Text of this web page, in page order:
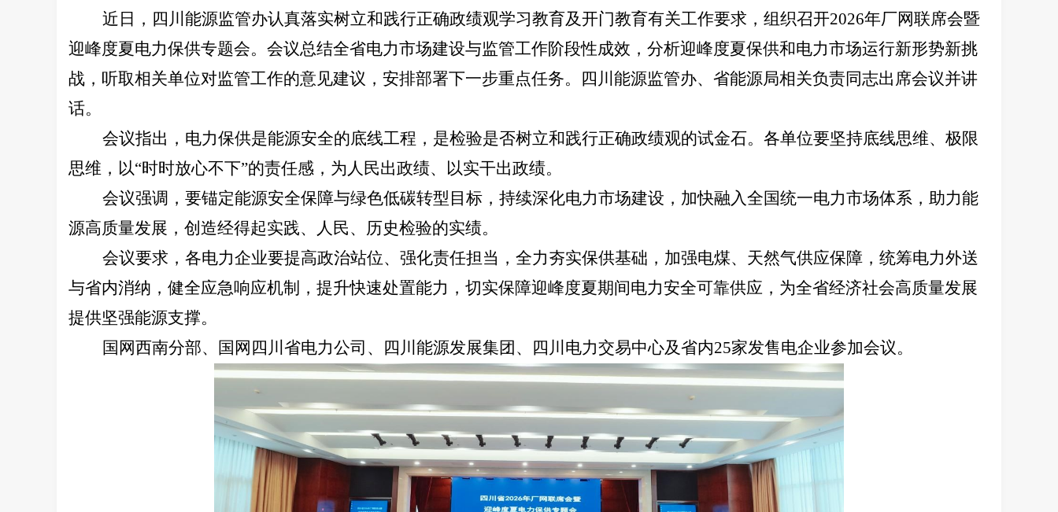
近日，四川能源监管办认真落实树立和践行正确政绩观学习教育及开门教育有关工作要求，组织召开2026年厂网联席会暨
迎峰度夏电力保供专题会。会议总结全省电力市场建设与监管工作阶段性成效，分析迎峰度夏保供和电力市场运行新形势新挑
战，听取相关单位对监管工作的意见建议，安排部署下一步重点任务。四川能源监管办、省能源局相关负责同志出席会议并讲
话。
会议指出，电力保供是能源安全的底线工程，是检验是否树立和践行正确政绩观的试金石。各单位要坚持底线思维、极限
思维，以“时时放心不下”的责任感，为人民出政绩、以实干出政绩。
会议强调，要锚定能源安全保障与绿色低碳转型目标，持续深化电力市场建设，加快融入全国统一电力市场体系，助力能
源高质量发展，创造经得起实践、人民、历史检验的实绩。
会议要求，各电力企业要提高政治站位、强化责任担当，全力夯实保供基础，加强电煤、天然气供应保障，统筹电力外送
与省内消纳，健全应急响应机制，提升快速处置能力，切实保障迎峰度夏期间电力安全可靠供应，为全省经济社会高质量发展
提供坚强能源支撑。
国网西南分部、国网四川省电力公司、四川能源发展集团、四川电力交易中心及省内25家发售电企业参加会议。